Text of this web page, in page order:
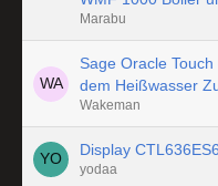
Marabu
Sage Oracle
dem Heißwasser
Wakeman
Display
yodaa